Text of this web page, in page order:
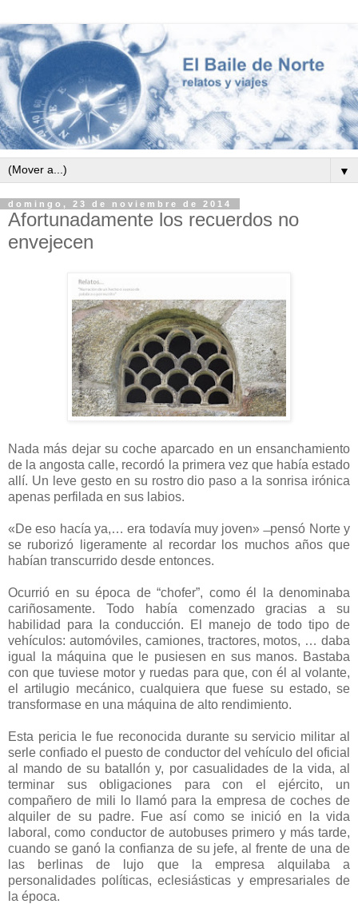
▼
domingo, 23 de noviembre de 2014
Afortunadamente los recuerdos no
envejecen
Nada más dejar su coche aparcado en un ensanchamiento
de la angosta calle, recordó la primera vez que había estado
allí. Un leve gesto en su rostro dio paso a la sonrisa irónica
apenas perfilada en sus labios.
«De eso hacía ya,… era todavía muy joven» ̶ pensó Norte y
se ruborizó ligeramente al recordar los muchos años que
habían transcurrido desde entonces.
Ocurrió en su época de “chofer”, como él la denominaba
cariñosamente. Todo había comenzado gracias a su
habilidad para la conducción. El manejo de todo tipo de
vehículos: automóviles, camiones, tractores, motos, … daba
igual la máquina que le pusiesen en sus manos. Bastaba
con que tuviese motor y ruedas para que, con él al volante,
el artilugio mecánico, cualquiera que fuese su estado, se
transformase en una máquina de alto rendimiento.
Esta pericia le fue reconocida durante su servicio militar al
serle confiado el puesto de conductor del vehículo del oficial
al mando de su batallón y, por casualidades de la vida, al
terminar sus obligaciones para con el ejército, un
compañero de mili lo llamó para la empresa de coches de
alquiler de su padre. Fue así como se inició en la vida
laboral, como conductor de autobuses primero y más tarde,
cuando se ganó la confianza de su jefe, al frente de una de
las berlinas de lujo que la empresa alquilaba a
personalidades políticas, eclesiásticas y empresariales de
la época.